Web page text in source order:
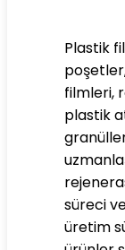
Plastik
filmleri,
plastik
süreci
üretim